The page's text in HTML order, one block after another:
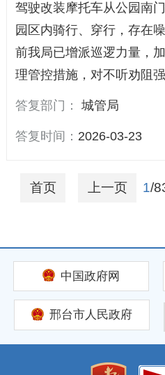
驾驶改装摩托车从公园南
园区内骑行、穿行，存在
前我局已增派巡逻力量，
理管控措施，对不听劝阻
答复部门： 城管局
答复时间： 2026-03-23
首页 上一页 1/
中国政府网
邢台市人民政府